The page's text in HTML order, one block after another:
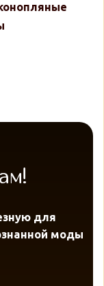
для
моды